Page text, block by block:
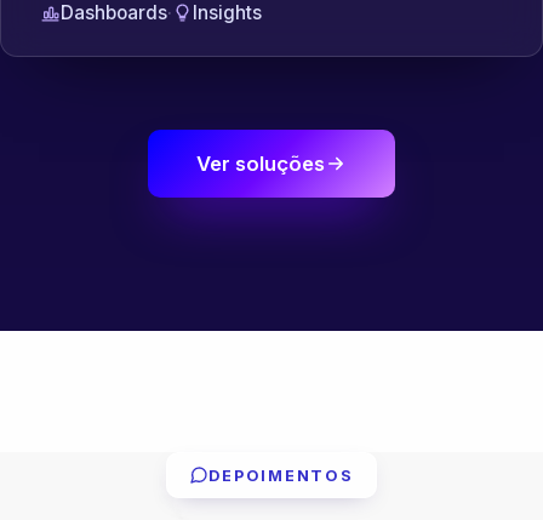
Dashboards· Insights
Ver soluções
DEPOIMENTOS